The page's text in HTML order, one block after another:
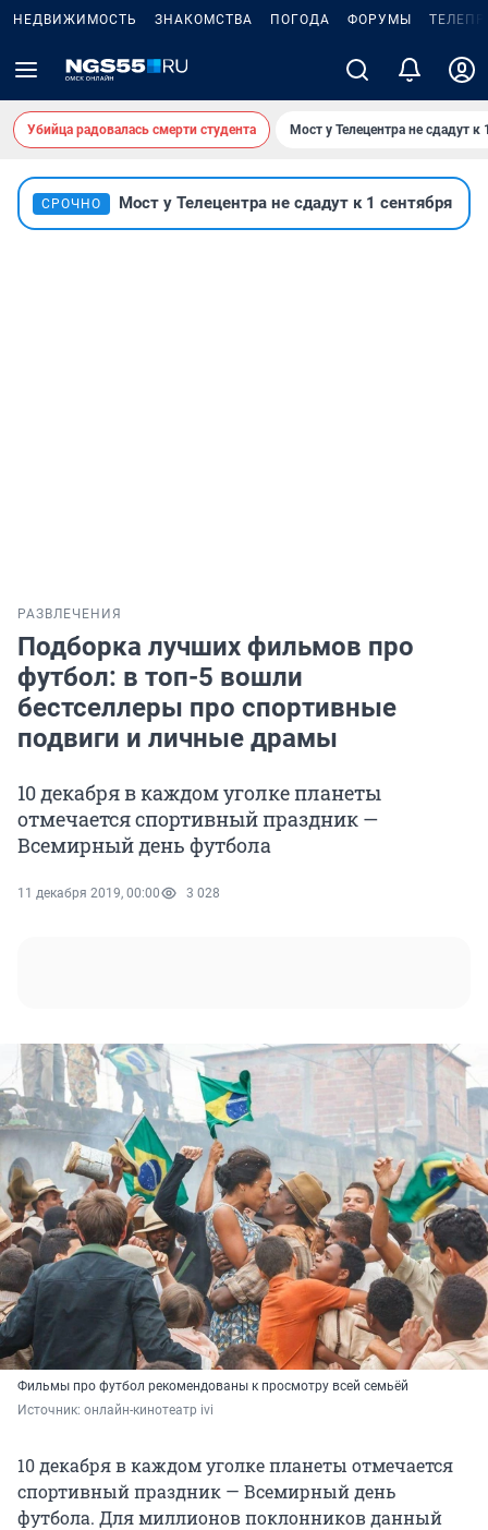
НЕДВИЖИМОСТЬ ЗНАКОМСТВА ПОГОДА ФОРУМЫ
Убийца радовалась смерти студента Мост у Телецентра не сдадут к
СРОЧНО Мост у Телецентра не сдадут к 1 сентября
РАЗВЛЕЧЕНИЯ
Подборка лучших фильмов про
футбол: в топ-5 вошли
бестселлеры про спортивные
подвиги и личные драмы
10 декабря в каждом уголке планеты
отмечается спортивный праздник —
Всемирный день футбола
11 декабря 2019, 00:00 3 028
Фильмы про футбол рекомендованы к просмотру всей семьёй
Источник: онлайн-кинотеатр ivi
10 декабря в каждом уголке планеты отмечается
спортивный праздник — Всемирный день
футбола. Для миллионов поклонников данный